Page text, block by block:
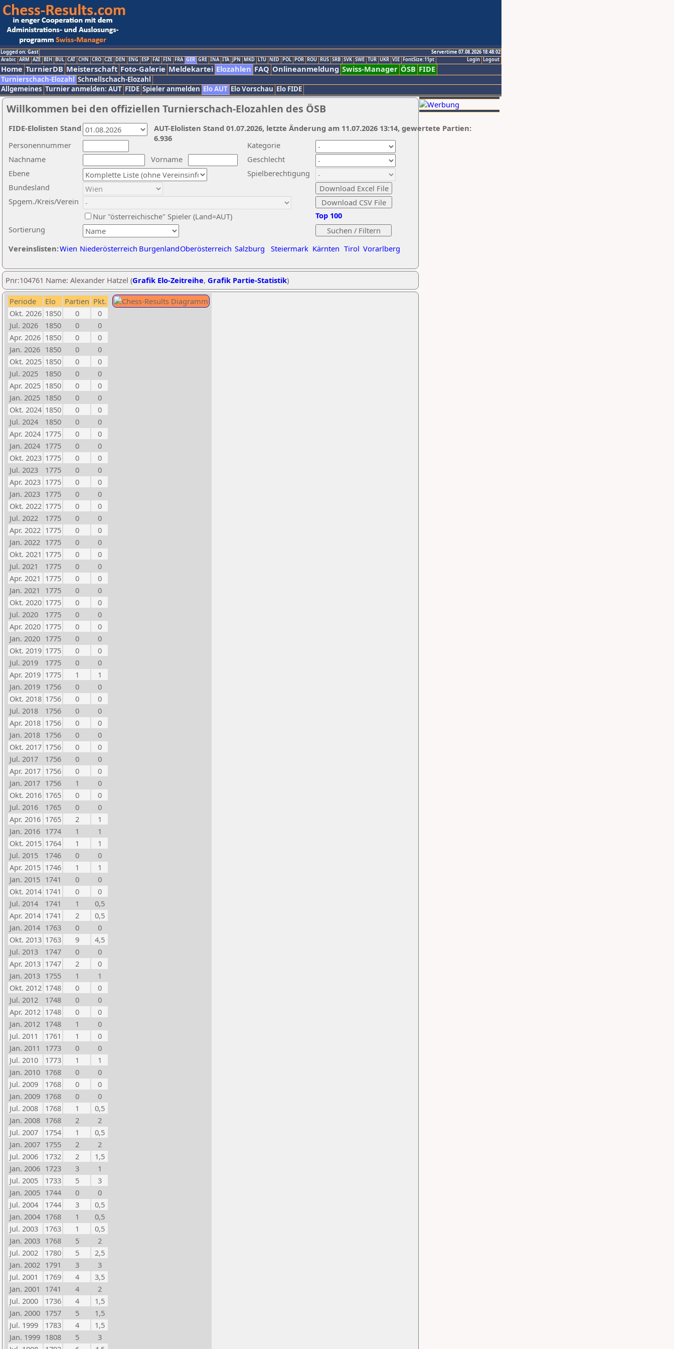
Logged on: Gast
Servertime 07.08.2026 18:48:02
Logout
Login
Arabic ARM AZE BIH BUL CAT CHN CRO CZE DEN ENG ESP FAI FIN FRA GER GRE INA ITA JPN MKD LTU NED POL POR ROU RUS SRB SVK SWE TUR UKR VIE FontSize:11pt
Home TurnierDB Meisterschaft Foto-Galerie Meldekartei Elozahlen FAQ Onlineanmeldung Swiss-Manager ÖSB FIDE
Turnierschach-Elozahl Schnellschach-Elozahl
Allgemeines Turnier anmelden: AUT FIDE Spieler anmelden Elo AUT Elo Vorschau Elo FIDE
Willkommen bei den offiziellen Turnierschach-Elozahlen des ÖSB
Nachname
Vorname
Ebene
Kategorie
Sortierung
Personennummer
Bundesland
Spgem./Kreis/Verein
Geschlecht
Nur "österreichische" Spieler (Land=AUT)
Spielberechtigung
Vereinslisten:Wien Niederösterreich BurgenlandOberösterreich Salzburg Steiermark Kärnten Tirol Vorarlberg
Top 100
AUT-Elolisten Stand 01.07.2026, letzte Änderung am 11.07.2026 13:14, gewertete Partien:
6.936
FIDE-Elolisten Stand
Pnr:104761 Name: Alexander Hatzel (Grafik Elo-Zeitreihe, Grafik Partie-Statistik)
Periode Elo Partien Pkt.
Okt. 2026 1850 0
0
Jul. 2026
1850 0
0
Apr. 2026 1850 0
0
Jan. 2026 1850 0
0
Okt. 2025 1850 0
0
Jul. 2025
1850 0
0
Apr. 2025 1850 0
0
Jan. 2025 1850 0
0
Okt. 2024 1850 0
0
Jul. 2024
1850 0
0
Apr. 2024 1775 0
0
Jan. 2024 1775 0
0
Okt. 2023 1775 0
0
Jul. 2023
1775 0
0
Apr. 2023 1775 0
0
Jan. 2023 1775 0
0
Okt. 2022 1775 0
0
Jul. 2022
1775 0
0
Apr. 2022 1775 0
0
Jan. 2022 1775 0
0
Okt. 2021 1775 0
0
Jul. 2021
1775 0
0
Apr. 2021 1775 0
0
Jan. 2021
1775 0
0
Okt. 2020 1775 0
0
Jul. 2020
1775 0
0
Apr. 2020 1775 0
0
Jan. 2020 1775 0
0
Okt. 2019 1775 0
0
Jul. 2019
1775 0
0
Apr. 2019 1775 1
1
Jan. 2019 1756 0
0
Okt. 2018 1756 0
0
Jul. 2018
1756 0
0
Apr. 2018 1756 0
0
Jan. 2018 1756 0
0
Okt. 2017 1756 0
0
Jul. 2017
1756 0
0
Apr. 2017 1756 0
0
Jan. 2017 1756 1
0
Okt. 2016 1765 0
0
Jul. 2016
1765 0
0
Apr. 2016 1765 2
1
Jan. 2016 1774 1
1
Okt. 2015 1764 1
1
Jul. 2015
1746 0
0
Apr. 2015 1746 1
1
Jan. 2015 1741 0
0
Okt. 2014 1741 0
0
Jul. 2014
1741 1
0,5
Apr. 2014 1741 2
0,5
Jan. 2014 1763 0
0
Okt. 2013 1763 9
4,5
Jul. 2013
1747 0
0
Apr. 2013 1747 2
0
Jan. 2013 1755 1
1
Okt. 2012 1748 0
0
Jul. 2012
1748 0
0
Apr. 2012 1748 0
0
Jan. 2012 1748 1
0
Jul. 2011
1761 1
0
Jan. 2011
1773 0
0
Jul. 2010
1773 1
1
Jan. 2010 1768 0
0
Jul. 2009
1768 0
0
Jan. 2009 1768 0
0
Jul. 2008
1768 1
0,5
Jan. 2008 1768 2
2
Jul. 2007
1754 1
0,5
Jan. 2007 1755 2
2
Jul. 2006
1732 2
1,5
Jan. 2006 1723 3
1
Jul. 2005
1733 5
3
Jan. 2005 1744 0
0
Jul. 2004
1744 3
0,5
Jan. 2004 1768 1
0,5
Jul. 2003
1763 1
0,5
Jan. 2003 1768 5
2
Jul. 2002
1780 5
2,5
Jan. 2002 1791 3
3
Jul. 2001
1769 4
3,5
Jan. 2001
1741 4
2
Jul. 2000
1736 4
1,5
Jan. 2000 1757 5
1,5
Jul. 1999
1783 4
1,5
Jan. 1999 1808 5
3